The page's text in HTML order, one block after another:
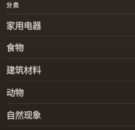
分类
家用电器
食物
建筑材料
动物
自然现象